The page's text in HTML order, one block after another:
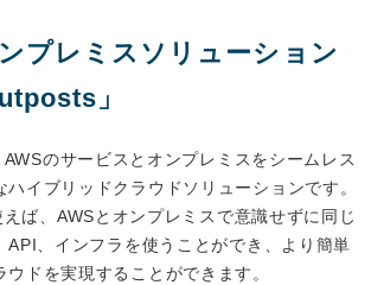
プレミスソリューション
」
のサービスとオンプレミスをシームレス
ハイブリッドクラウドソリューションです。
ば、AWSとオンプレミスで意識せずに同じ
API、インフラを使うことができ、より簡単
ドを実現することができます。